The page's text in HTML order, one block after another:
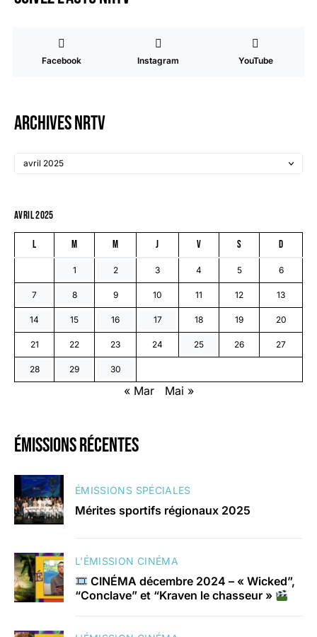
Facebook Instagram YouTube
Archives NRTV
avril 2025
L M M J V S D
1 2 3 4 5 6
7 8 9 10 11 12 13
14 15 16 17 18 19 20
21 22 23 24 25 26 27
28 29 30
« Mar Mai »
émissions récentes
ÉMISSIONS SPÉCIALES
Mérites sportifs régionaux 2025
L'ÉMISSION CINÉMA
CINÉMA décembre 2024 – « Wicked”,
“Conclave” et “Kraven le chasseur »